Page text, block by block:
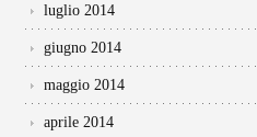
luglio 2014
giugno 2014
maggio 2014
aprile 2014